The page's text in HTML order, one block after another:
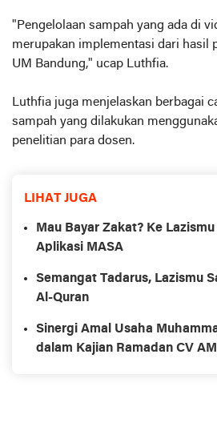
"Pengelolaan sampah yang ada di
merupakan implementasi dari hasil
UM Bandung," ucap Luthfia.
Luthfia juga menjelaskan berbagai
sampah yang dilakukan
penelitian para dosen.
LIHAT JUGA
Mau Bayar Zakat? Ke
Aplikasi MASA
Semangat Tadarus, Lazismu
Al-Quran
Sinergi Amal Usaha
dalam Kajian Ramadan CV